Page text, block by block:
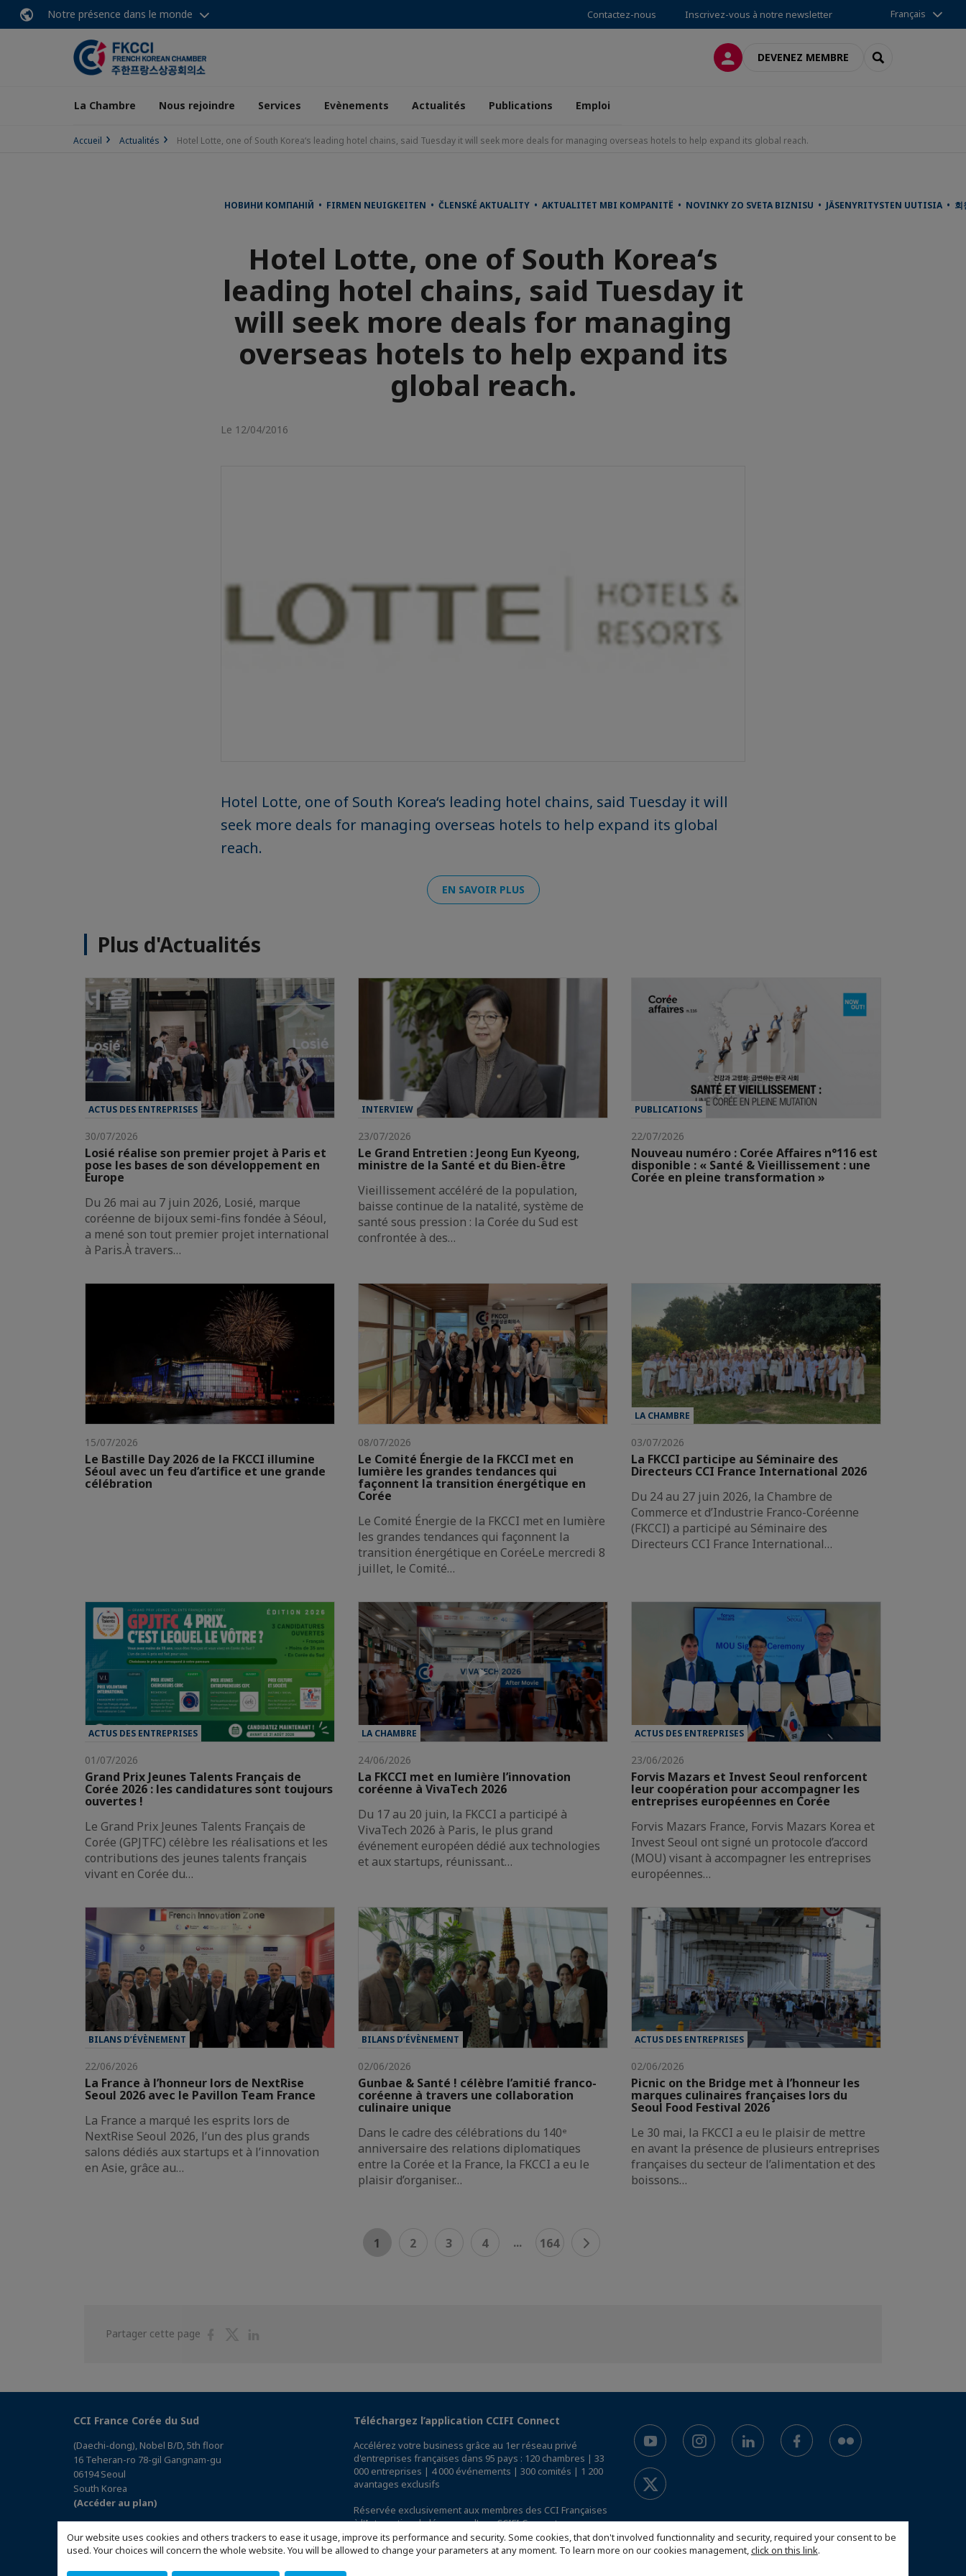
Our website uses cookies and others trackers to ease it usage, improve its performance and security. Some cookies, that don't involved functionnality and security, required your consent to be
used. Your choices will concern the whole website. You will be allowed to change your parameters at any moment. To learn more on our cookies management,click on this link.
Notre présence dans le monde Contactez-nous Inscrivez-vous à notre newsletter Français
CONNEXIONDEVENEZ MEMBRE RECHERCHER
La Chambre Nous rejoindre Services Evènements Actualités Publications Emploi
Accueil Actualités Hotel Lotte, one of South Korea‘s leading hotel chains, said Tuesday it will seek more deals for managing overseas hotels to help expand its global reach.
НОВИНИ КОМПАНІЙ • FIRMEN NEUIGKEITEN • ČLENSKÉ AKTUALITY • AKTUALITET MBI KOMPANITË • NOVINKY ZO SVETA BIZNISU • JÄSENYRITYSTEN UUTISIA •
Hotel Lotte, one of South Korea‘s
leading hotel chains, said Tuesday it
will seek more deals for managing
overseas hotels to help expand its
global reach.
Le 12/04/2016
Hotel Lotte, one of South Korea‘s leading hotel chains, said Tuesday it will
seek more deals for managing overseas hotels to help expand its global
reach.
EN SAVOIR PLUS
Plus d'Actualités
ACTUS DES ENTREPRISES
30/07/2026
Losié réalise son premier projet à Paris et
pose les bases de son développement en
Europe
Du 26 mai au 7 juin 2026, Losié, marque
coréenne de bijoux semi-fins fondée à Séoul,
a mené son tout premier projet international
à Paris.À travers…
INTERVIEW
23/07/2026
Le Grand Entretien : Jeong Eun Kyeong,
ministre de la Santé et du Bien-être
Vieillissement accéléré de la population,
baisse continue de la natalité, système de
santé sous pression : la Corée du Sud est
confrontée à des…
PUBLICATIONS
22/07/2026
Nouveau numéro : Corée Affaires n°116 est
disponible : « Santé & Vieillissement : une
Corée en pleine transformation »
15/07/2026
Le Bastille Day 2026 de la FKCCI illumine
Séoul avec un feu d’artifice et une grande
célébration
08/07/2026
Le Comité Énergie de la FKCCI met en
lumière les grandes tendances qui
façonnent la transition énergétique en
Corée
Le Comité Énergie de la FKCCI met en lumière
les grandes tendances qui façonnent la
transition énergétique en CoréeLe mercredi 8
juillet, le Comité…
LA CHAMBRE
03/07/2026
La FKCCI participe au Séminaire des
Directeurs CCI France International 2026
Du 24 au 27 juin 2026, la Chambre de
Commerce et d’Industrie Franco-Coréenne
(FKCCI) a participé au Séminaire des
Directeurs CCI France International…
ACTUS DES ENTREPRISES
01/07/2026
Grand Prix Jeunes Talents Français de
Corée 2026 : les candidatures sont toujours
ouvertes !
Le Grand Prix Jeunes Talents Français de
Corée (GPJTFC) célèbre les réalisations et les
contributions des jeunes talents français
vivant en Corée du…
LA CHAMBRE
24/06/2026
La FKCCI met en lumière l’innovation
coréenne à VivaTech 2026
Du 17 au 20 juin, la FKCCI a participé à
VivaTech 2026 à Paris, le plus grand
événement européen dédié aux technologies
et aux startups, réunissant…
ACTUS DES ENTREPRISES
23/06/2026
Forvis Mazars et Invest Seoul renforcent
leur coopération pour accompagner les
entreprises européennes en Corée
Forvis Mazars France, Forvis Mazars Korea et
Invest Seoul ont signé un protocole d’accord
(MOU) visant à accompagner les entreprises
européennes…
BILANS D’ÉVÈNEMENT
22/06/2026
La France à l’honneur lors de NextRise
Seoul 2026 avec le Pavillon Team France
La France a marqué les esprits lors de
NextRise Seoul 2026, l’un des plus grands
salons dédiés aux startups et à l’innovation
en Asie, grâce au…
BILANS D’ÉVÈNEMENT
02/06/2026
Gunbae & Santé ! célèbre l’amitié franco-
coréenne à travers une collaboration
culinaire unique
Dans le cadre des célébrations du 140ᵉ
anniversaire des relations diplomatiques
entre la Corée et la France, la FKCCI a eu le
plaisir d’organiser…
ACTUS DES ENTREPRISES
02/06/2026
Picnic on the Bridge met à l’honneur les
marques culinaires françaises lors du
Seoul Food Festival 2026
Le 30 mai, la FKCCI a eu le plaisir de mettre
en avant la présence de plusieurs entreprises
françaises du secteur de l’alimentation et des
boissons…
1 2 3 4 ... 164
Partager cette page
PartagerPartager
CCI France Corée du Sud
(Daechi-dong), Nobel B/D, 5th floor
16 Teheran-ro 78-gil Gangnam-gu
06194 Seoul
South Korea
(Accéder au plan)
Téléchargez l’application CCIFI Connect
Accélérez votre business grâce au 1er réseau privé
d'entreprises françaises dans 95 pays : 120 chambres | 33
000 entreprises | 4 000 événements | 300 comités | 1 200
avantages exclusifs
Réservée exclusivement aux membres des CCI Françaises
à l'International,découvrez l'app CCIFI Connect.